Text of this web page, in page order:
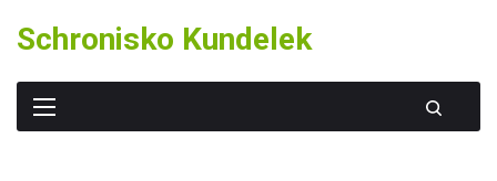
content
Schronisko Kundelek